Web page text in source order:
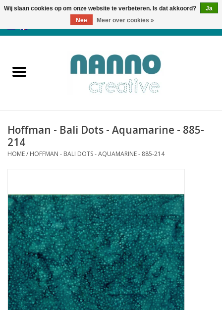
Producten
Nieuws
Herfst & Halloween
Laatste Kans
Cadeaubonnen
Nanno Blog
Merken
Hoffman - Bali Dots - Aquamarine - 885-
214
HOME/ HOFFMAN - BALI DOTS - AQUAMARINE - 885-214
Wij slaan cookies op om onze website te verbeteren. Is dat akkoord?
Ja
Nee
Meer over cookies »